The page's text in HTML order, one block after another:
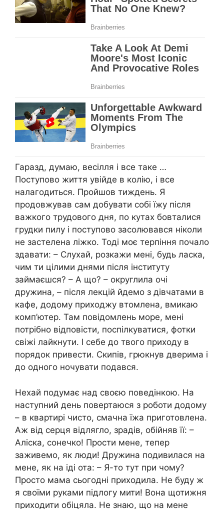
Гаразд, думаю, весілля і все таке …
Поступово життя увійде в колію, і все
налагодиться. Пройшов тиждень. Я
продовжував сам добувати собі їжу після
важкого трудового дня, по кутах бовталися
грудки пилу і поступово засолювався ніколи
не застелена ліжко. Тоді моє терпіння почало
здавати: – Слухай, розкажи мені, будь ласка,
чим ти цілими днями після інституту
займаєшся? – А що? – округлила очі
дружина, – після лекцій йдемо з дівчатами в
кафе, додому приходжу втомлена, вмикаю
комп’ютер. Там повідомлень море, мені
потрібно відповісти, поспілкуватися, фотки
свіжі лайкнути. І себе до твого приходу в
порядок привести. Скипів, грюкнув дверима і
до одного ночувати подався.
Нехай подумає над своєю поведінкою. На
наступний день повертаюся з роботи додому
– в квартирі чисто, смачна їжа приготовлена.
Аж від серця відлягло, зрадів, обійняв її: –
Аліска, сонечко! Прости мене, тепер
заживемо, як люди! Дружина подивилася на
мене, як на іді ота: – Я-то тут при чому?
Просто мама сьогодні приходила. Не буду ж
я своїми руками підлогу мити! Вона щотижня
приходити обіцяла. Не знаю, що на мене